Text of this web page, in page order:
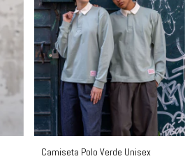
Camiseta Polo Verde Unisex